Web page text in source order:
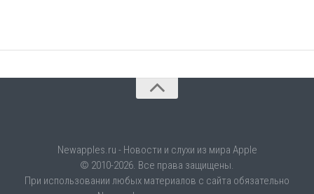
Newapples.ru - Новости и слухи из мира Apple
© 2010-2026. Все права защищены.
При использовании любых материалов с сайта обязательно